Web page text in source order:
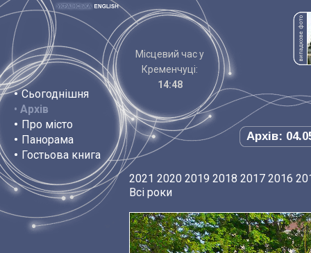
• Сьогоднішня
• Архів
• Про місто
• Панорама
• Гостьова книга
Місцевий час у
Кременчуці:
14:48
Архів:
2021 2020 2019 2018 2017 2016
Всі роки